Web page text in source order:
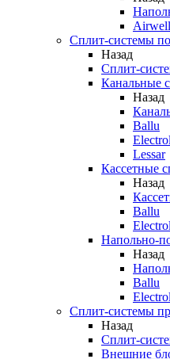
Airwell
Сплит-системы
Назад
Сплит-
Канальные
Назад
Ballu
Lessar
Кассетные
Назад
Ballu
Напольно-
Назад
Ballu
Сплит-системы
Назад
Сплит-
Внешние